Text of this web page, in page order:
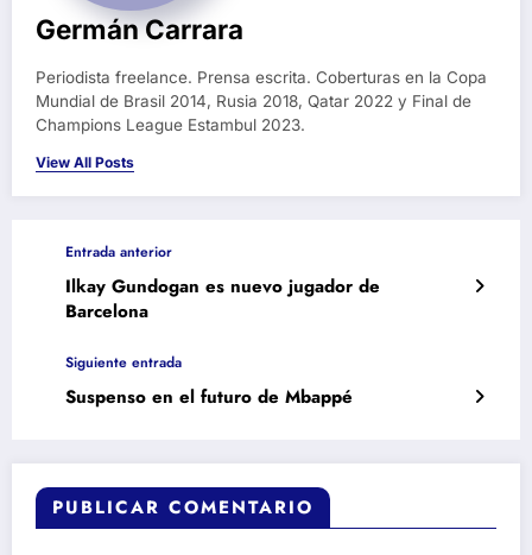
Germán Carrara
Periodista freelance. Prensa escrita. Coberturas en la Copa
Mundial de Brasil 2014, Rusia 2018, Qatar 2022 y Final de
Champions League Estambul 2023.
View All Posts
Entrada anterior
Ilkay Gundogan es nuevo jugador de
Barcelona
Siguiente entrada
Suspenso en el futuro de Mbappé
PUBLICAR COMENTARIO